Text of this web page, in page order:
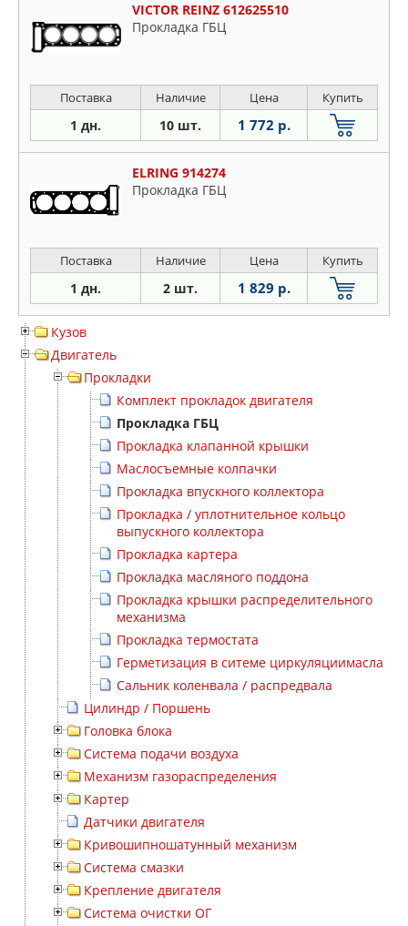
VICTOR REINZ 612625510
Прокладка ГБЦ
Поставка Наличие Цена Купить
1 дн. 10 шт. 1 772 р.
ELRING 914274
Прокладка ГБЦ
Поставка Наличие Цена Купить
1 дн. 2 шт. 1 829 р.
Кузов
Двигатель
Прокладки
Комплект прокладок двигателя
Прокладка ГБЦ
Прокладка клапанной крышки
Маслосъемные колпачки
Прокладка впускного коллектора
Прокладка / уплотнительное кольцо
выпускного коллектора
Прокладка картера
Прокладка масляного поддона
Прокладка крышки распределительного
механизма
Прокладка термостата
Герметизация в ситеме циркуляциимасла
Сальник коленвала / распредвала
Цилиндр / Поршень
Головка блока
Система подачи воздуха
Механизм газораспределения
Картер
Датчики двигателя
Кривошипношатунный механизм
Система смазки
Крепление двигателя
Система очистки ОГ